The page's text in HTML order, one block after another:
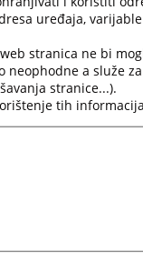
bilo koji drugi
i drugih
su
glasnik
uređaja,
stranica ne bi
neophodne a služe
stranice...).
tih